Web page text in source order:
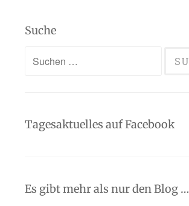
Suche
Suchen
Tagesaktuelles auf Facebook
Es gibt mehr als nur den Blog …